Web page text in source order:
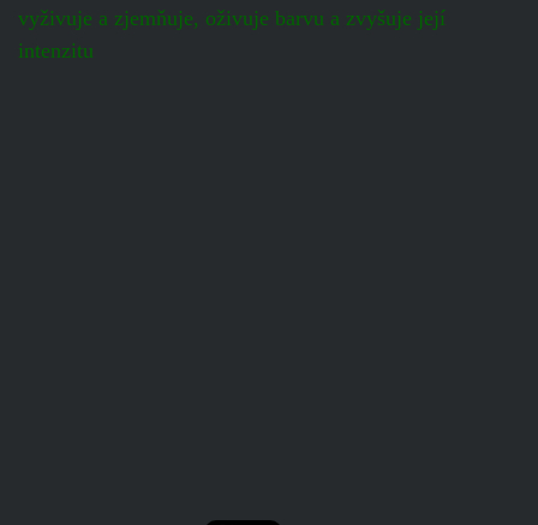
vyživuje a zjemňuje, oživuje barvu a zvyšuje její
intenzitu